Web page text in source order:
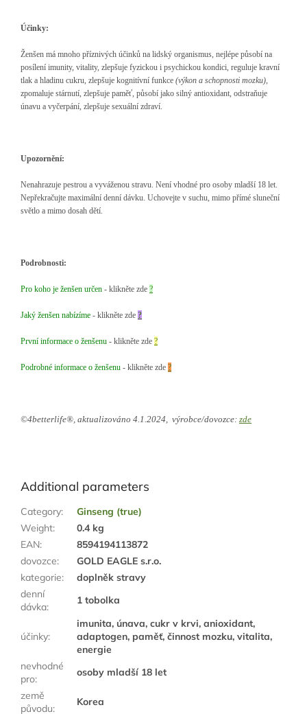
Účinky:
Ženšen má mnoho příznivých účinků na lidský organismus, nejlépe působí na
posílení imunity, vitality, zlepšuje fyzickou i psychickou kondici, reguluje kravní
tlak a hladinu cukru, zlepšuje kognitívní funkce (výkon a schopnosti mozku),
zpomaluje stárnutí, zlepšuje paměť, působí jako silný antioxidant, odstraňuje
únavu a vyčerpání, zlepšuje sexuální zdraví.
Upozornění:
Nenahrazuje pestrou a vyváženou stravu. Není vhodné pro osoby mladší 18 let.
Nepřekračujte maximální denní dávku. Uchovejte v suchu, mimo přímé sluneční
světlo a mimo dosah dětí.
Podrobnosti:
Pro koho je ženšen určen - klikněte zde ?
Jaký ženšen nabízíme - klikněte zde ?
První informace o ženšenu - klikněte zde ?
Podrobné informace o ženšenu - klikněte zde ?
©4betterlife®, aktualizováno 4.1.2024, výrobce/dovozce: zde
Additional parameters
Category:
Ginseng (true)
Weight:
0.4 kg
EAN:
8594194113872
dovozce:
GOLD EAGLE s.r.o.
kategorie:
doplněk stravy
denní
dávka:
1 tobolka
účinky:
imunita, únava, cukr v krvi, anioxidant,
adaptogen, paměť, činnost mozku, vitalita,
energie
nevhodné
pro:
osoby mladší 18 let
země
původu:
Korea